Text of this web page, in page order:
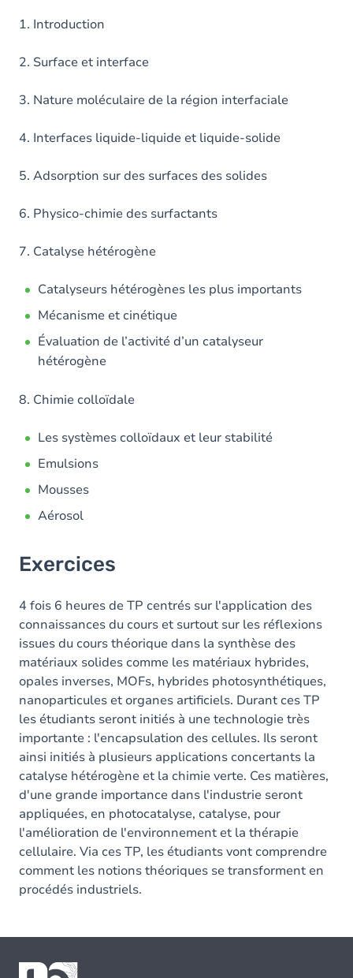
1. Introduction
2. Surface et interface
3. Nature moléculaire de la région interfaciale
4. Interfaces liquide-liquide et liquide-solide
5. Adsorption sur des surfaces des solides
6. Physico-chimie des surfactants
7. Catalyse hétérogène
Catalyseurs hétérogènes les plus importants
Mécanisme et cinétique
Évaluation de l’activité d’un catalyseur
hétérogène
8. Chimie colloïdale
Les systèmes colloïdaux et leur stabilité
Emulsions
Mousses
Aérosol
Exercices
4 fois 6 heures de TP centrés sur l'application des
connaissances du cours et surtout sur les réflexions
issues du cours théorique dans la synthèse des
matériaux solides comme les matériaux hybrides,
opales inverses, MOFs, hybrides photosynthétiques,
nanoparticules et organes artificiels. Durant ces TP
les étudiants seront initiés à une technologie très
importante : l'encapsulation des cellules. Ils seront
ainsi initiés à plusieurs applications concertants la
catalyse hétérogène et la chimie verte. Ces matières,
d'une grande importance dans l'industrie seront
appliquées, en photocatalyse, catalyse, pour
l'amélioration de l'environnement et la thérapie
cellulaire. Via ces TP, les étudiants vont comprendre
comment les notions théoriques se transforment en
procédés industriels.